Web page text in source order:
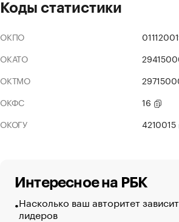
Коды статистики
ОКПО
ОКАТО
ОКТМО
ОКФС
16
ОКОГУ
4210015
Интересное на РБК
Насколько ваш авторитет
лидеров